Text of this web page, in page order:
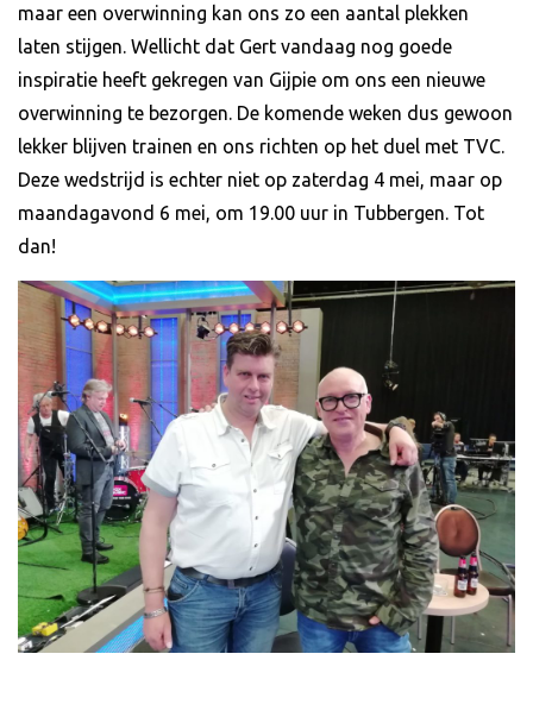
maar een overwinning kan ons zo een aantal plekken
laten stijgen. Wellicht dat Gert vandaag nog goede
inspiratie heeft gekregen van Gijpie om ons een nieuwe
overwinning te bezorgen. De komende weken dus gewoon
lekker blijven trainen en ons richten op het duel met TVC.
Deze wedstrijd is echter niet op zaterdag 4 mei, maar op
maandagavond 6 mei, om 19.00 uur in Tubbergen. Tot
dan!